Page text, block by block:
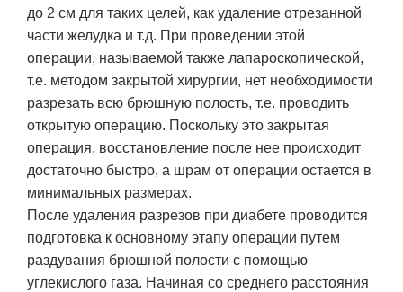
до 2 см для таких целей, как удаление отрезанной
части желудка и т.д. При проведении этой
операции, называемой также лапароскопической,
т.е. методом закрытой хирургии, нет необходимости
разрезать всю брюшную полость, т.е. проводить
открытую операцию. Поскольку это закрытая
операция, восстановление после нее происходит
достаточно быстро, а шрам от операции остается в
минимальных размерах.
После удаления разрезов при диабете проводится
подготовка к основному этапу операции путем
раздувания брюшной полости с помощью
углекислого газа. Начиная со среднего расстояния